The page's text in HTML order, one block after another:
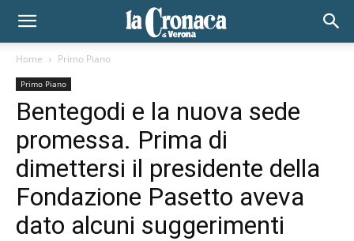
Home Primo Piano
Primo Piano
Bentegodi e la nuova sede
promessa. Prima di
dimettersi il presidente della
Fondazione Pasetto aveva
dato alcuni suggerimenti